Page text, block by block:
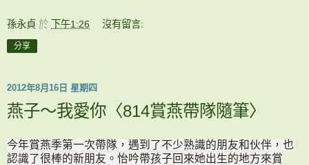
孫永貞 於 下午1:26 沒有留言:
分享
2012年8月16日 星期四
燕子～我愛你〈814賞燕帶隊隨筆〉
今年賞燕季第一次帶隊，遇到了不少熟識的朋友和伙伴，也
認識了很棒的新朋友。 怡吟帶孩子回來她出生的地方來賞